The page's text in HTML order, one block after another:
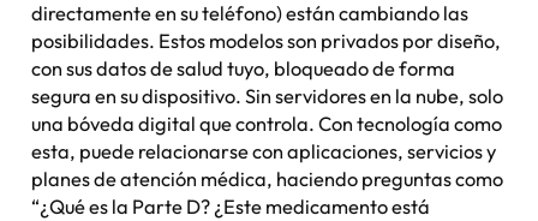
directamente en su teléfono) están cambiando las
posibilidades. Estos modelos son privados por diseño,
con sus datos de saludtuyo, bloqueado de forma
segura en su dispositivo. Sin servidores en la nube, solo
una bóveda digital que controla. Con tecnología como
esta, puede relacionarse con aplicaciones, servicios y
planes de atención médica, haciendo preguntas como
“¿Qué es la Parte D? ¿Este medicamento está